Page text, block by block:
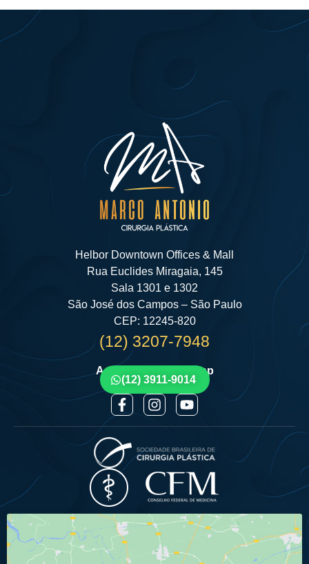
Helbor Downtown Offices & Mall
Rua Euclides Miragaia, 145
Sala 1301 e 1302
São José dos Campos – São Paulo
CEP: 12245-820
(12) 3207-7948
Agende por Whatsapp
(12) 3911-9014